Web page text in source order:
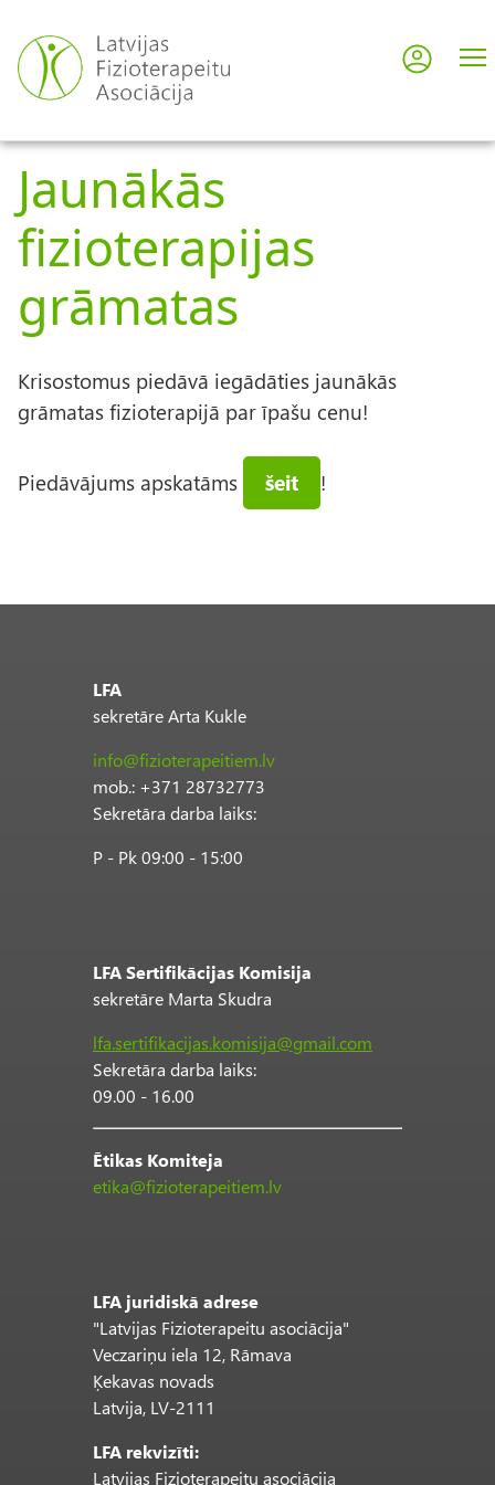
main
content
User
Log in
Jaunākās
fizioterapijas
grāmatas
Krisostomus piedāvā iegādāties jaunākās
grāmatas fizioterapijā par īpašu cenu!
Piedāvājums apskatāms šeit !
LFA
sekretāre Arta Kukle
info@fizioterapeitiem.lv
mob.: +371 28732773
Sekretāra darba laiks:
P - Pk 09:00 - 15:00
LFA Sertifikācijas Komisija
sekretāre Marta Skudra
lfa.sertifikacijas.komisija@gmail.com
Sekretāra darba laiks:
09.00 - 16.00
Ētikas Komiteja
etika@fizioterapeitiem.lv
LFA juridiskā adrese
"Latvijas Fizioterapeitu asociācija"
Veczariņu iela 12, Rāmava
Ķekavas novads
Latvija, LV-2111
LFA rekvizīti:
Latvijas Fizioterapeitu asociācija